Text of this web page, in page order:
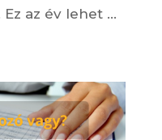
az év lehet …